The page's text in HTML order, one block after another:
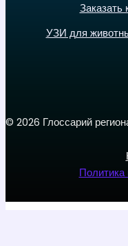
Заказать
УЗИ для
© 2026 Глоссарий